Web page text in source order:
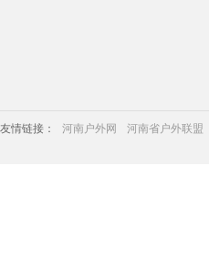
友情链接： 河南户外网 河南省户外联盟